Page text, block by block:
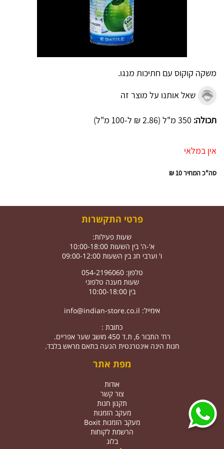
משקה קוקוס עם חתיכות מנגו.
שאל אותנו על מוצר זה
תכולה: 350 מ"ל (2.86 ₪ ל-100 מ"ל)
אין במלאי
סה"כ המחיר10 ₪
פרטי התקשרות
שעות פעילות:
א'-ה' בין השעות 10:00-18:00
ו' וערבי חג בין השעות 09:00-12:00
טלפון: 054-2196060
שעות מענה טלפוני
בין 10:00-18:00
אימייל: info@indian-store.co.il
כתובת :
רח' התבור 6, ת.ד 450 מושב שער אפריים.
חנות הינה אינטרנטית הגעה בתאם מראש בלבד.
מפת אתר
אודות
צור קשר
תקנון חנות
מעקב הזמנות
מעקב הזמנות Boxit
הרשמת לקוחות
בלוג